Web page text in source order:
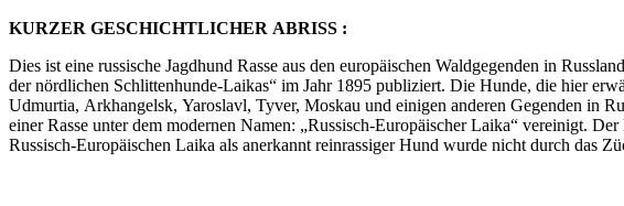
KURZER GESCHICHTLICHER ABRISS :
Dies ist eine russische Jagdhund Rasse aus den europäischen Waldgegenden in
der nördlichen Schlittenhunde-Laikas“ im Jahr 1895 publiziert. Die Hunde, die hier
Udmurtia, Arkhangelsk, Yaroslavl, Tyver, Moskau und einigen anderen Gegenden in
einer Rasse unter dem modernen Namen: „Russisch-Europäischer Laika“ vereinigt.
Russisch-Europäischen Laika als anerkannt reinrassiger Hund wurde nicht durch das